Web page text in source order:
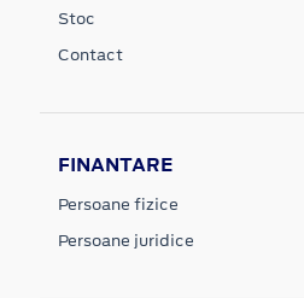
Stoc
Contact
FINANTARE
Persoane fizice
Persoane juridice